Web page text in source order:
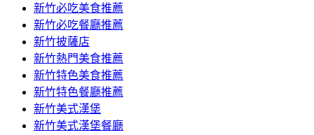
新竹必吃美食推薦
新竹必吃餐廳推薦
新竹披薩店
新竹熱門美食推薦
新竹特色美食推薦
新竹特色餐廳推薦
新竹美式漢堡
新竹美式漢堡餐廳